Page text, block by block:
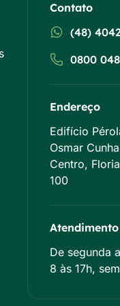
Contato
(48)
0800
Endereço
Edifício
Osmar
Centro,
100
Atendimento
De segunda
8 às 17h,